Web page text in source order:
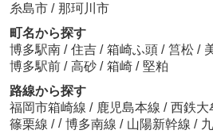
糸島市 / 那珂川市
町名から探す
博多駅南 / 住吉 / 箱崎ふ頭 / 筥松 /
博多駅前 / 高砂 / 箱崎 / 堅粕
路線から探す
福岡市箱崎線 / 鹿児島本線 / 西鉄大
篠栗線 / / 博多南線 / 山陽新幹線 /